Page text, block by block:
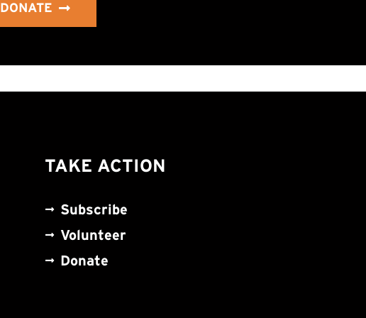
DONATE
TAKE ACTION
Subscribe
Volunteer
Donate